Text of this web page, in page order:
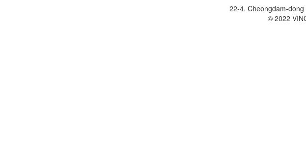
22-4, Cheongdam-dong
© 2022